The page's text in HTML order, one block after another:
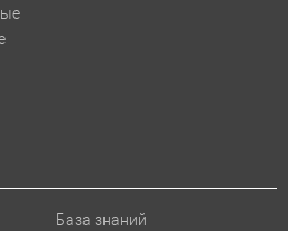
База знаний